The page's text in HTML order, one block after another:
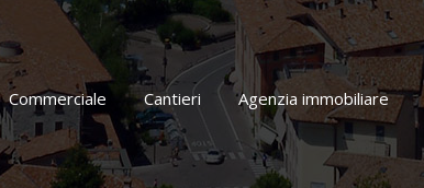
Residenziale Commerciale Cantieri
Commerciale Cantieri Agenzia immobiliare